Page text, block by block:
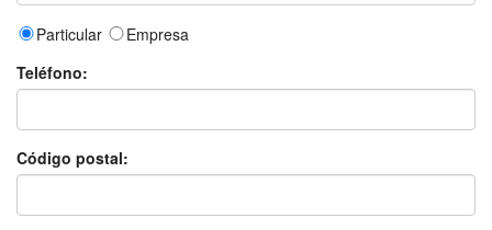
Particular
Empresa
Teléfono:
Código postal: